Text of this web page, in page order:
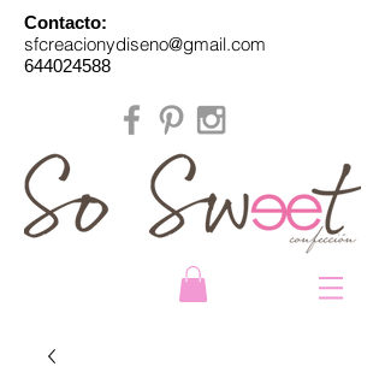
Contacto:
sfcreacionydiseno@gmail.com
644024588